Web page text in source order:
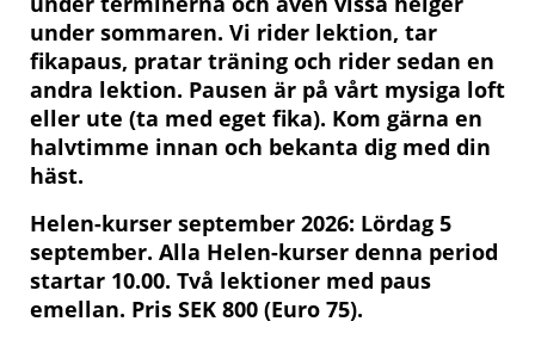
under sommaren. Vi rider lektion, tar
fikapaus, pratar träning och rider sedan en
andra lektion. Pausen är på vårt mysiga loft
eller ute (ta med eget fika). Kom gärna en
halvtimme innan och bekanta dig med din
häst.
Helen-kurser september 2026: Lördag 5
september. Alla Helen-kurser denna period
startar 10.00. Två lektioner med paus
emellan. Pris SEK 800 (Euro 75).